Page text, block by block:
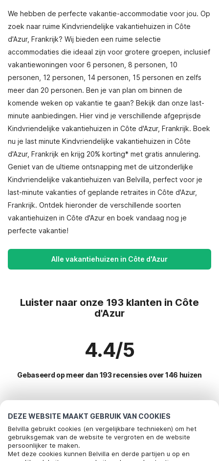
DEZE WEBSITE MAAKT GEBRUIK VAN COOKIES
Belvilla gebruikt cookies (en vergelijkbare technieken) om het
gebruiksgemak van de website te vergroten en de website
persoonlijker te maken.
Met deze cookies kunnen Belvilla en derde partijen u op en
We hebben de perfecte vakantie-accommodatie voor jou. Op
zoek naar ruime Kindvriendelijke vakantiehuizen in Côte
d'Azur, Frankrijk? Wij bieden een ruime selectie
accommodaties die ideaal zijn voor grotere groepen, inclusief
vakantiewoningen voor 6 personen, 8 personen, 10
personen, 12 personen, 14 personen, 15 personen en zelfs
meer dan 20 personen. Ben je van plan om binnen de
komende weken op vakantie te gaan? Bekijk dan onze last-
minute aanbiedingen. Hier vind je verschillende afgeprijsde
Kindvriendelijke vakantiehuizen in Côte d'Azur, Frankrijk. Boek
nu je last minute Kindvriendelijke vakantiehuizen in Côte
d'Azur, Frankrijk en krijg 20% korting* met gratis annulering.
Geniet van de ultieme ontsnapping met de uitzonderlijke
Kindvriendelijke vakantiehuizen van Belvilla, perfect voor je
last-minute vakanties of geplande retraites in Côte d'Azur,
Frankrijk. Ontdek hieronder de verschillende soorten
vakantiehuizen in Côte d'Azur en boek vandaag nog je
perfecte vakantie!
Alle vakantiehuizen in Côte d'Azur
Luister naar onze 193 klanten in Côte
d'Azur
4.4/5
Gebaseerd op meer dan 193 recensies over 146 huizen
Meest populaire bestemmingen voor
vakantie
Populaire voorzieningen voor vakantie in Côte d'azur